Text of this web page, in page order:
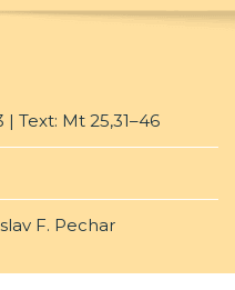
| Text: Mt 25,31–46
F. Pechar